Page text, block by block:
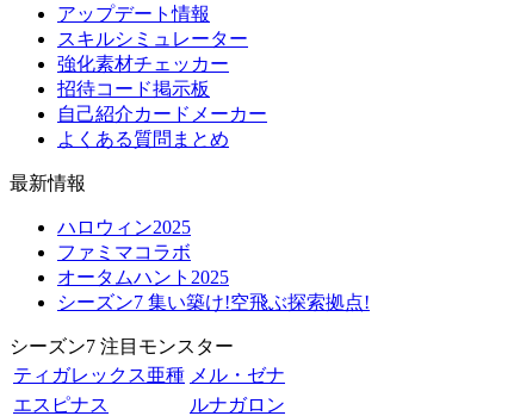
アップデート情報
スキルシミュレーター
強化素材チェッカー
招待コード掲示板
自己紹介カードメーカー
よくある質問まとめ
最新情報
ハロウィン2025
ファミマコラボ
オータムハント2025
シーズン7 集い築け!空飛ぶ探索拠点!
シーズン7 注目モンスター
ティガレックス亜種 メル・ゼナ
エスピナス
ルナガロン